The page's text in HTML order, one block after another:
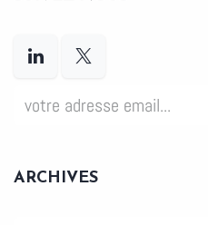
ARCHIVES